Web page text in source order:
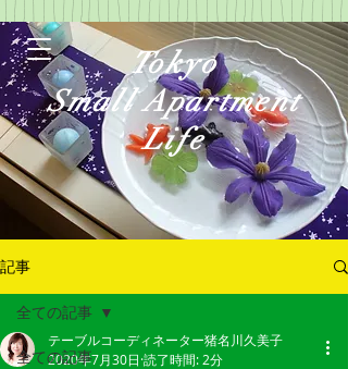
Tokyo
Small Apartment
Life
ログイン
記事
全ての記事
全ての記事
テーブルコーディネーター猪名川久美子
2020年7月30日 読了時間: 2分